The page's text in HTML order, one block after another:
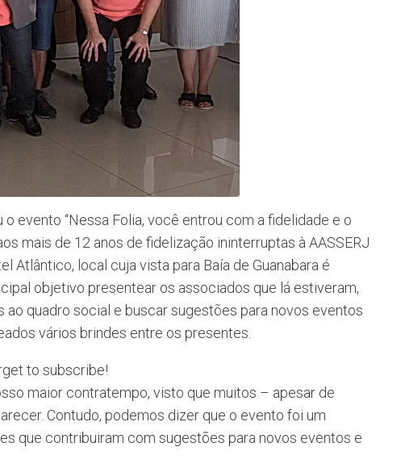
evento “Nessa Folia, você entrou com a fidelidade e o
mais de 12 anos de fidelização ininterruptas à AASSERJ
Atlântico, local cuja vista para Baía de Guanabara é
objetivo presentear os associados que lá estiveram,
quadro social e buscar sugestões para novos eventos
vários brindes entre os presentes.
to subscribe!
maior contratempo, visto que muitos – apesar de
Contudo, podemos dizer que o evento foi um
que contribuiram com sugestões para novos eventos e